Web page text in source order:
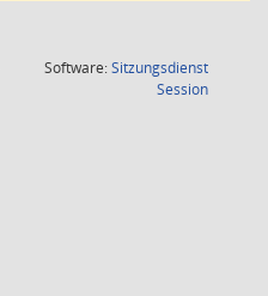
Software:Sitzungsdienst
Session(Wird in